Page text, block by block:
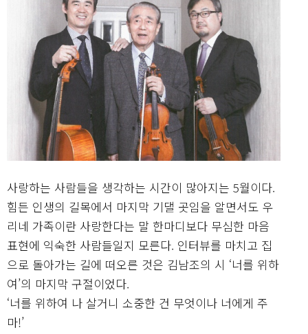
사랑하는 사람들을 생각하는 시간이 많아지는 5월이다.
힘든 인생의 길목에서 마지막 기댈 곳임을 알면서도 우
리네 가족이란 사랑한다는 말 한마디보다 무심한 마음
표현에 익숙한 사람들일지 모른다. 인터뷰를 마치고 집
으로 돌아가는 길에 떠오른 것은 김남조의 시 ‘너를 위하
여’의 마지막 구절이었다.
‘너를 위하여 나 살거니 소중한 건 무엇이나 너에게 주
마!’